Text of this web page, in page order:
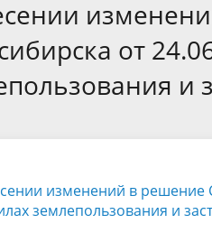
работе
по вопросам
службы
от
и
изменений в решение
землепользования и